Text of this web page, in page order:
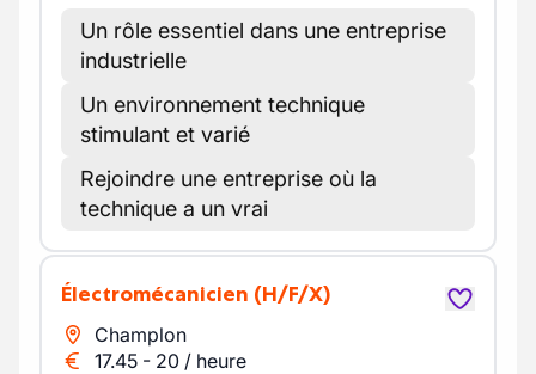
Un rôle essentiel dans une entreprise
industrielle
Un environnement technique
stimulant et varié
Rejoindre une entreprise où la
technique a un vrai
Électromécanicien (H/F/X)
Champlon
17.45 - 20 / heure